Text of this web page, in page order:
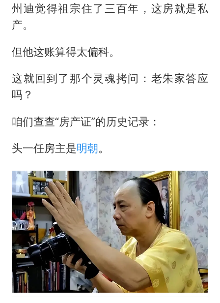
州迪觉得祖宗住了三百年，这房就是私
产。
但他这账算得太偏科。
这就回到了那个灵魂拷问：老朱家答应
吗？
咱们查查“房产证”的历史记录：
头一任房主是明朝。